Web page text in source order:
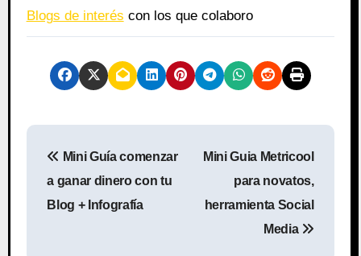
Blogs de interés con los que colaboro
Mini Guía comenzar
a ganar dinero con tu
Blog + Infografía
Mini Guia Metricool
para novatos,
herramienta Social
Media